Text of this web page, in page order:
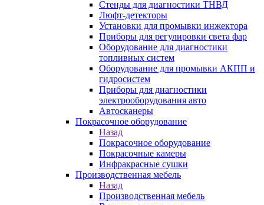
Стенды для диагностики ТНВД
Люфт-детекторы
Установки для промывки инжектора
Приборы для регулировки света фар
Оборудование для диагностики
топливных систем
Оборудование для промывки АКПП и
гидросистем
Приборы для диагностики
электрооборудования авто
Автосканеры
Покрасочное оборудование
Назад
Покрасочное оборудование
Покрасочные камеры
Инфракрасные сушки
Производственная мебель
Назад
Производственная мебель